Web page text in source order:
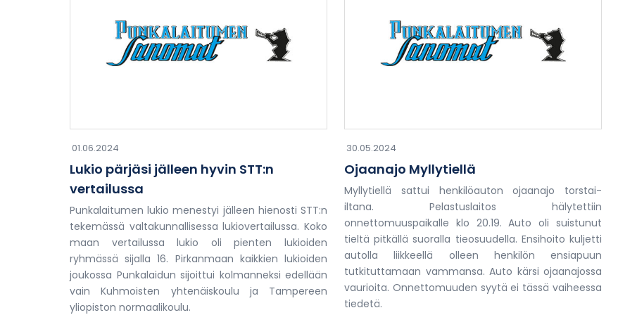
01.06.2024
Lukio pärjäsi jälleen hyvin STT:n
vertailussa
Punkalaitumen lukio menestyi jälleen hienosti STT:n
tekemässä valtakunnallisessa lukiovertailussa. Koko
maan vertailussa lukio oli pienten lukioiden
ryhmässä sijalla 16. Pirkanmaan kaikkien lukioiden
joukossa Punkalaidun sijoittui kolmanneksi edellään
vain Kuhmoisten yhtenäiskoulu ja Tampereen
yliopiston normaalikoulu.
30.05.2024
Ojaanajo Myllytiellä
Myllytiellä sattui henkilöauton ojaanajo torstai-
iltana. Pelastuslaitos hälytettiin
onnettomuuspaikalle klo 20.19. Auto oli suistunut
tieltä pitkällä suoralla tieosuudella. Ensihoito kuljetti
autolla liikkeellä olleen henkilön ensiapuun
tutkituttamaan vammansa. Auto kärsi ojaanajossa
vaurioita. Onnettomuuden syytä ei tässä vaiheessa
tiedetä.